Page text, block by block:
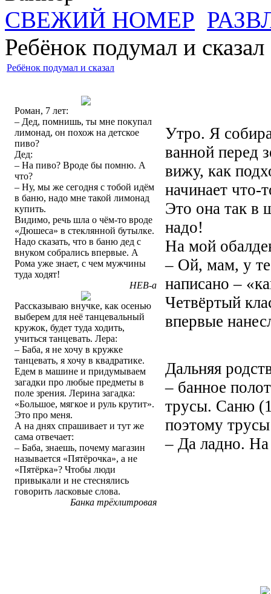
СВЕЖИЙ НОМЕР
Ребёнок подумал и сказал
Ребёнок подумал и сказал
Роман, 7 лет:
– Дед, помнишь, ты мне покупал
лимонад, он похож на детское
пиво?
Дед:
– На пиво? Вроде бы помню. А
что?
– Ну, мы же сегодня с тобой идём
в баню, надо мне такой лимонад
купить.
Видимо, речь шла о чём-то вроде
«Дюшеса» в стеклянной бутылке.
Надо сказать, что в баню дед с
внуком собрались впервые. А
Рома уже знает, с чем мужчины
туда ходят!
НЕВ-а
Рассказываю внучке, как осенью
выберем для неё танцевальный
кружок, будет туда ходить,
учиться танцевать. Лера:
– Баба, я не хочу в кружке
танцевать, я хочу в квадратике.
Едем в машине и придумываем
загадки про любые предметы в
поле зрения. Лерина загадка:
«Большое, мягкое и руль крутит».
Это про меня.
А на днях спрашивает и тут же
сама отвечает:
– Баба, знаешь, почему магазин
называется «Пятёрочка», а не
«Пятёрка»? Чтобы люди
привыкали и не стеснялись
говорить ласковые слова.
Банка трёхлитровая
Утро. Я
ванной перед
вижу, как
начинает что-
Это она так в
надо!
На мой
– Ой, мам, у
написано –
Четвёртый
впервые
Дальняя
– банное
трусы. Саню
поэтому
– Да ладно.